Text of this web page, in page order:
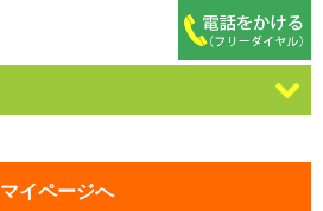
マイページへ